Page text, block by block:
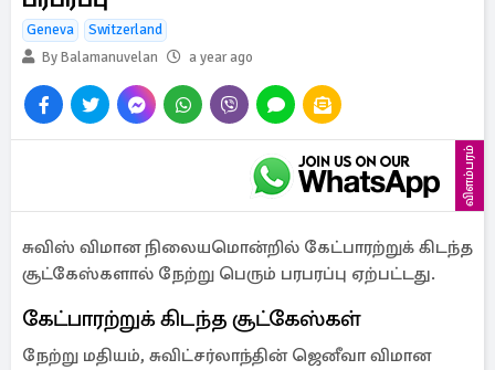
Geneva
Switzerland
By Balamanuvelan
a year ago
விளம்பரம்
சுவிஸ் விமான நிலையமொன்றில் கேட்பாரற்றுக் கிடந்த
சூட்கேஸ்களால் நேற்று பெரும் பரபரப்பு ஏற்பட்டது.
கேட்பாரற்றுக் கிடந்த சூட்கேஸ்கள்
நேற்று மதியம், சுவிட்சர்லாந்தின் ஜெனீவா விமான